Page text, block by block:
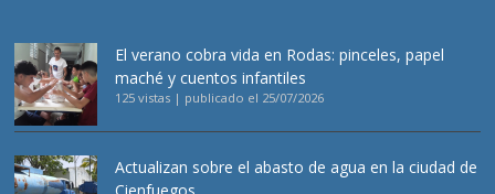
El verano cobra vida en Rodas: pinceles, papel
maché y cuentos infantiles
125 vistas | publicado el 25/07/2026
Actualizan sobre el abasto de agua en la ciudad de